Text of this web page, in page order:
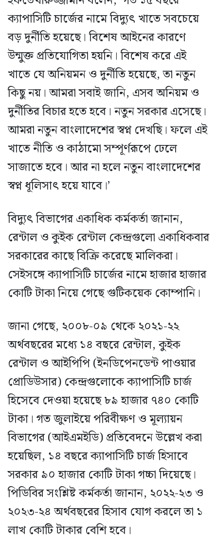
ক্যাপাসিটি চার্জের নামে বিদ্যুৎ খাতে সবচেয়ে
বড় দুর্নীতি হয়েছে। বিশেষ আইনের কারণে
উন্মুক্ত প্রতিযোগিতা হয়নি। বিশেষ করে এই
খাতে যে অনিয়মন ও দুর্নীতি হয়েছে, তা নতুন
কিছু নয়। আমরা সবাই জানি, এসব অনিয়ম ও
দুর্নীতির বিচার হতে হবে। নতুন সরকার এসেছে।
আমরা নতুন বাংলাদেশের স্বপ্ন দেখছি। ফলে এই
খাতে নীতি ও কাঠামো সম্পূর্ণরূপে ঢেলে
সাজাতে হবে। আর না হলে নতুন বাংলাদেশের
স্বপ্ন ধূলিসাৎ হয়ে যাবে।’
বিদ্যুৎ বিভাগের একাধিক কর্মকর্তা জানান,
রেন্টাল ও কুইক রেন্টাল কেন্দ্রগুলো একাধিকবার
সরকারের কাছে বিক্রি করেছে মালিকরা।
সেইসঙ্গে ক্যাপাসিটি চার্জের নামে হাজার হাজার
কোটি টাকা নিয়ে গেছে গুটিকয়েক কোম্পানি।
জানা গেছে, ২০০৮-০৯ থেকে ২০২১-২২
অর্থবছরের মধ্যে ১৪ বছরে রেন্টাল, কুইক
রেন্টাল ও আইপিপি (ইনডিপেনডেন্ট পাওয়ার
প্রোডিউসার) কেন্দ্রগুলোকে ক্যাপাসিটি চার্জ
হিসেবে দেওয়া হয়েছে ৮৯ হাজার ৭৪০ কোটি
টাকা। গত জুলাইয়ে পরিবীক্ষণ ও মূল্যায়ন
বিভাগের (আইএমইডি) প্রতিবেদনে উল্লেখ করা
হয়েছিল, ১৪ বছরে ক্যাপাসিটি চার্জ হিসাবে
সরকার ৯০ হাজার কোটি টাকা গচ্চা দিয়েছে।
পিডিবির সংশ্লিষ্ট কর্মকর্তা জানান, ২০২২-২৩ ও
২০২৩-২৪ অর্থবছরের হিসাব যোগ করলে তা ১
লাখ কোটি টাকার বেশি হবে।